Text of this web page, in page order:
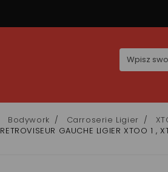
Bodywork Carroserie Ligier
RETROVISEUR GAUCHE LIGIER XTOO 1 ,